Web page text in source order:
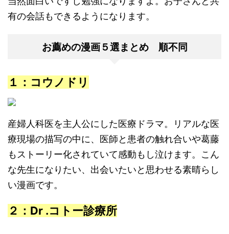
有の会話もできるようになります。
お薦めの漫画５選まとめ 順不同
１：コウノドリ
産婦人科医を主人公にした医療ドラマ。リアルな医
療現場の描写の中に、医師と患者の触れ合いや葛藤
もストーリー化されていて感動もし泣けます。こん
な先生になりたい、出会いたいと思わせる素晴らし
い漫画です。
２：Dr .コトー診療所